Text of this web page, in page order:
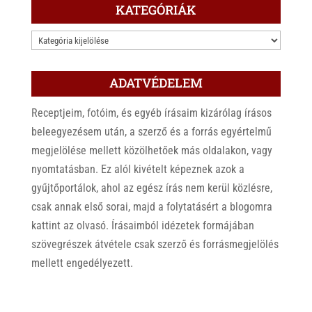
KATEGÓRIÁK
KATEGÓRIÁK
ADATVÉDELEM
Receptjeim, fotóim, és egyéb írásaim kizárólag írásos
beleegyezésem után, a szerző és a forrás egyértelmű
megjelölése mellett közölhetőek más oldalakon, vagy
nyomtatásban. Ez alól kivételt képeznek azok a
gyűjtőportálok, ahol az egész írás nem kerül közlésre,
csak annak első sorai, majd a folytatásért a blogomra
kattint az olvasó. Írásaimból idézetek formájában
szövegrészek átvétele csak szerző és forrásmegjelölés
mellett engedélyezett.